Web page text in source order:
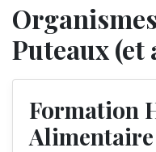
Puteaux
Formation